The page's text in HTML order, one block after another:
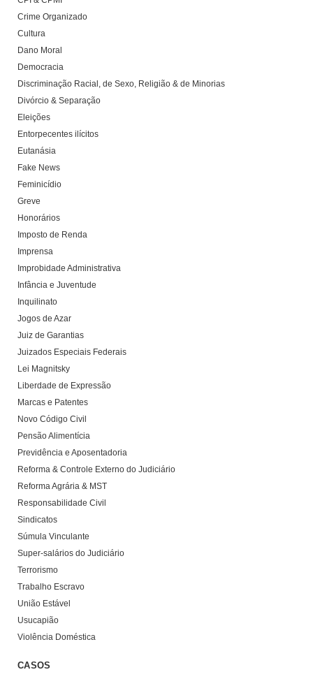
Crime Organizado
Cultura
Dano Moral
Democracia
Discriminação Racial, de Sexo, Religião & de Minorias
Divórcio & Separação
Eleições
Entorpecentes ilícitos
Eutanásia
Fake News
Feminicídio
Greve
Honorários
Imposto de Renda
Imprensa
Improbidade Administrativa
Infância e Juventude
Inquilinato
Jogos de Azar
Juiz de Garantias
Juizados Especiais Federais
Lei Magnitsky
Liberdade de Expressão
Marcas e Patentes
Novo Código Civil
Pensão Alimentícia
Previdência e Aposentadoria
Reforma & Controle Externo do Judiciário
Reforma Agrária & MST
Responsabilidade Civil
Sindicatos
Súmula Vinculante
Super-salários do Judiciário
Terrorismo
Trabalho Escravo
União Estável
Usucapião
Violência Doméstica
CASOS